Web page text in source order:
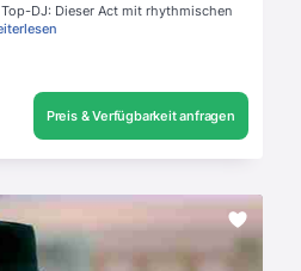
DJ: Dieser Act mit rhythmischen
Preis & Verfügbarkeit anfragen